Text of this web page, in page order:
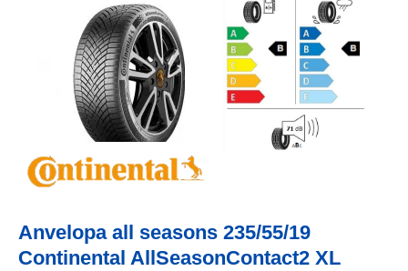
Anvelopa all seasons 235/55/19
Continental AllSeasonContact2 XL